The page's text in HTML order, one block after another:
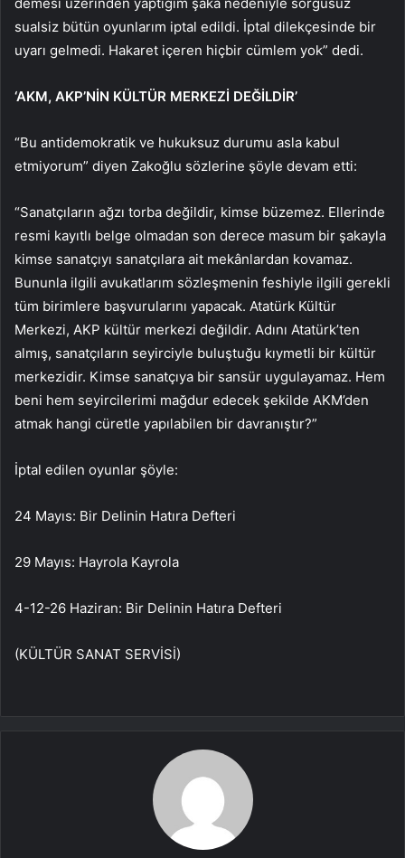
sualsiz bütün oyunlarım iptal edildi. İptal dilekçesinde bir
uyarı gelmedi. Hakaret içeren hiçbir cümlem yok” dedi.
‘AKM, AKP’NİN KÜLTÜR MERKEZİ DEĞİLDİR’
“Bu antidemokratik ve hukuksuz durumu asla kabul
etmiyorum” diyen Zakoğlu sözlerine şöyle devam etti:
“Sanatçıların ağzı torba değildir, kimse büzemez. Ellerinde
resmi kayıtlı belge olmadan son derece masum bir şakayla
kimse sanatçıyı sanatçılara ait mekânlardan kovamaz.
Bununla ilgili avukatlarım sözleşmenin feshiyle ilgili gerekli
tüm birimlere başvurularını yapacak. Atatürk Kültür
Merkezi, AKP kültür merkezi değildir. Adını Atatürk’ten
almış, sanatçıların seyirciyle buluştuğu kıymetli bir kültür
merkezidir. Kimse sanatçıya bir sansür uygulayamaz. Hem
beni hem seyircilerimi mağdur edecek şekilde AKM’den
atmak hangi cüretle yapılabilen bir davranıştır?”
İptal edilen oyunlar şöyle:
24 Mayıs: Bir Delinin Hatıra Defteri
29 Mayıs: Hayrola Kayrola
4-12-26 Haziran: Bir Delinin Hatıra Defteri
(KÜLTÜR SANAT SERVİSİ)